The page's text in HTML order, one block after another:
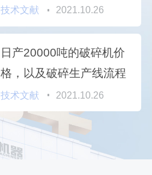
能的方法）
技术文献 2021.10.26
日产20000吨的破碎机价
格，以及破碎生产线流程
技术文献 2021.10.26